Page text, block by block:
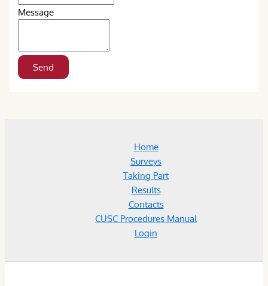
Message
Home
Surveys
Taking Part
Results
Contacts
CUSC Procedures Manual
Login